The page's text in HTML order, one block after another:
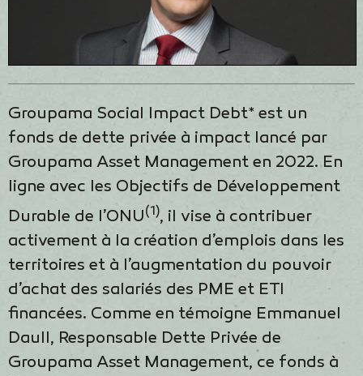
Groupama Social Impact Debt* est un
fonds de dette privée à impact lancé par
Groupama Asset Management en 2022. En
ligne avec les Objectifs de Développement
Durable de l’ONU(1), il vise à contribuer
activement à la création d’emplois dans les
territoires et à l’augmentation du pouvoir
d’achat des salariés des PME et ETI
financées. Comme en témoigne Emmanuel
Daull, Responsable Dette Privée de
Groupama Asset Management, ce fonds à